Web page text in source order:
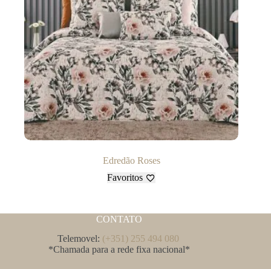
Edredão Roses
Favoritos
CONTATO
Telemovel: (+351) 255 494 080
*Chamada para a rede fixa nacional*